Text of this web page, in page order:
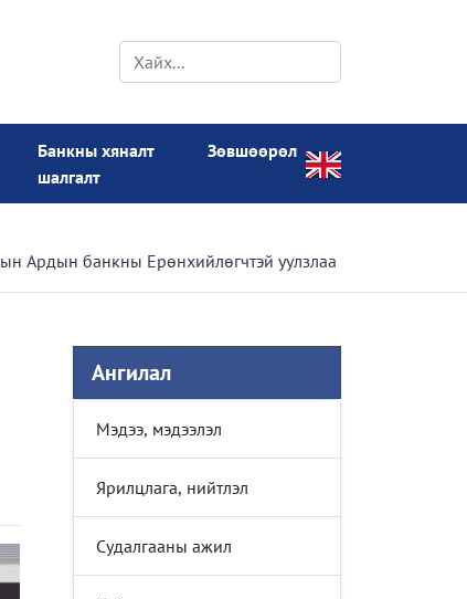
Банкны хяналт
шалгалт
Зөвшөөрөл
Ардын банкны Ерөнхийлөгчтэй уулзлаа
Ангилал
Мэдээ, мэдээлэл
Ярилцлага, нийтлэл
Судалгааны ажил